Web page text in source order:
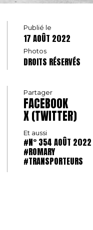
Publié le
17 AOÛT 2022
Photos
DROITS RÉSERVÉS
Partager
FACEBOOK
X (TWITTER)
Et aussi
#N° 354 AOÛT 2022
#ROMARY
#TRANSPORTEURS